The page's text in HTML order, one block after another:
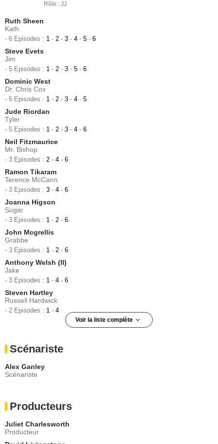
Rôle : JJ
Ruth Sheen
Kath
- 6 Episodes : 1 - 2 - 3 - 4 - 5 - 6
Steve Evets
Jim
- 5 Episodes : 1 - 2 - 3 - 5 - 6
Dominic West
Dr. Chris Cox
- 5 Episodes : 1 - 2 - 3 - 4 - 5
Jude Riordan
Tyler
- 5 Episodes : 1 - 2 - 3 - 4 - 6
Neil Fitzmaurice
Mr. Bishop
- 3 Episodes : 2 - 4 - 6
Ramon Tikaram
Terence McCann
- 3 Episodes : 3 - 4 - 6
Joanna Higson
Sugar
- 3 Episodes : 1 - 2 - 6
John Mcgrellis
Grabbe
- 3 Episodes : 1 - 2 - 6
Anthony Welsh (II)
Jake
- 3 Episodes : 1 - 4 - 6
Steven Hartley
Russell Hardwick
- 2 Episodes : 1 - 4
Voir la liste complète
- 2 Episodes :2-6
Mick Dennings
- 2 Episodes :
- 2 Episodes :2-6
Debbie Rush
Daffne Bishop
Scénariste
Alex Ganley
Scénariste
Producteurs
Juliet Charlesworth
Producteur